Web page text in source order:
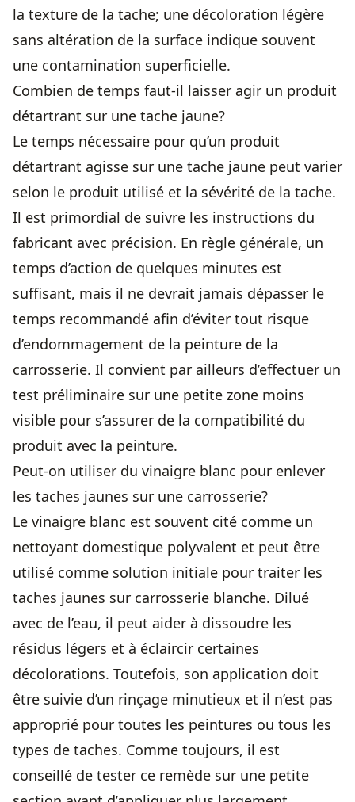
la texture de la tache; une décoloration légère
sans altération de la surface indique souvent
une contamination superficielle.
Combien de temps faut-il laisser agir un produit
détartrant sur une tache jaune?
Le temps nécessaire pour qu’un produit
détartrant agisse sur une tache jaune peut varier
selon le produit utilisé et la sévérité de la tache.
Il est primordial de suivre les instructions du
fabricant avec précision. En règle générale, un
temps d’action de quelques minutes est
suffisant, mais il ne devrait jamais dépasser le
temps recommandé afin d’éviter tout risque
d’endommagement de la peinture de la
carrosserie. Il convient par ailleurs d’effectuer un
test préliminaire sur une petite zone moins
visible pour s’assurer de la compatibilité du
produit avec la peinture.
Peut-on utiliser du vinaigre blanc pour enlever
les taches jaunes sur une carrosserie?
Le vinaigre blanc est souvent cité comme un
nettoyant domestique polyvalent et peut être
utilisé comme solution initiale pour traiter les
taches jaunes sur carrosserie blanche. Dilué
avec de l’eau, il peut aider à dissoudre les
résidus légers et à éclaircir certaines
décolorations. Toutefois, son application doit
être suivie d’un rinçage minutieux et il n’est pas
approprié pour toutes les peintures ou tous les
types de taches. Comme toujours, il est
conseillé de tester ce remède sur une petite